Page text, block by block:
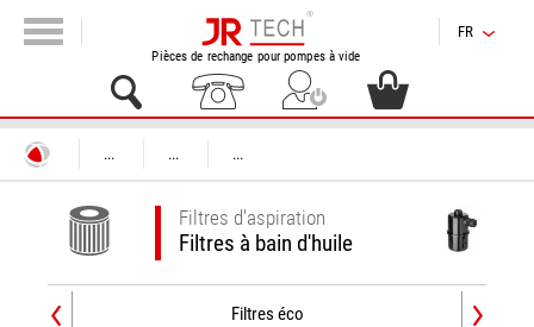
Pièces de rechange pour pompes à vide
FR
... ... ...
Filtres d'aspiration
Filtres à bain d'huile
Filtres éco